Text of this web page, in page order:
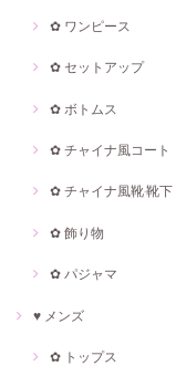
✿ ワンピース
✿ セットアップ
✿ ボトムス
✿ チャイナ風コート
✿ チャイナ風靴·靴下
✿ 飾り物
✿ パジャマ
♥ メンズ
✿ トップス